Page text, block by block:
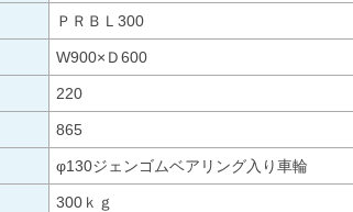
ＰＲＢＬ300
W900×Ｄ600
220
865
φ130ジェンゴムベアリング入り車輪
300ｋｇ